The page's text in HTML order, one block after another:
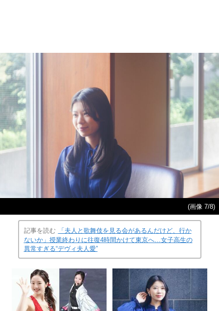
(画像 7/8)
記事を読む
「夫人と歌舞伎を見る会があるんだけど、行か
ないか」授業終わりに往復4時間かけて東京へ…女子高生の
異常すぎる“デヴィ夫人愛”